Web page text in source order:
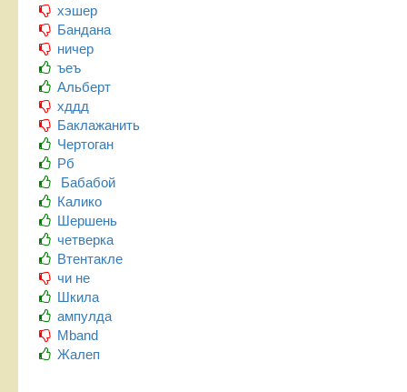
хэшер
Бандана
ничер
ъеъ
Альберт
хддд
Баклажанить
Чертоган
Рб
Бабабой
Калико
Шершень
четверка
Втентакле
чи не
Шкила
ампулда
Mband
Жалеп